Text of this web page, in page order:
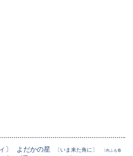
〕 よだかの星 〔いま来た角に〕 〔向ふも春